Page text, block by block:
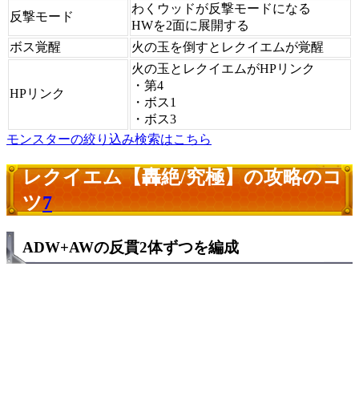
反撃モード
わくウッドが反撃モードになる
HWを2面に展開する
ボス覚醒
火の玉を倒すとレクイエムが覚醒
HPリンク
火の玉とレクイエムがHPリンク
・第4
・ボス1
・ボス3
モンスターの絞り込み検索はこちら
レクイエム【轟絶/究極】の攻略のコ
ツ7
ADW+AWの反貫2体ずつを編成